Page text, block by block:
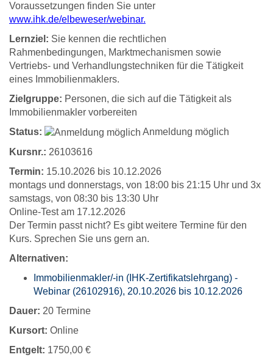
Voraussetzungen finden Sie unter
www.ihk.de/elbeweser/webinar.
Lernziel: Sie kennen die rechtlichen
Rahmenbedingungen, Marktmechanismen sowie
Vertriebs- und Verhandlungstechniken für die Tätigkeit
eines Immobilienmaklers.
Zielgruppe: Personen, die sich auf die Tätigkeit als
Immobilienmakler vorbereiten
Status:
Anmeldung möglich
Kursnr.: 26103616
Termin: 15.10.2026 bis 10.12.2026
montags und donnerstags, von 18:00 bis 21:15 Uhr und 3x
samstags, von 08:30 bis 13:30 Uhr
Online-Test am 17.12.2026
Der Termin passt nicht? Es gibt weitere Termine für den
Kurs. Sprechen Sie uns gern an.
Alternativen:
Immobilienmakler/-in (IHK-Zertifikatslehrgang) -
Webinar (26102916), 20.10.2026 bis 10.12.2026
Dauer: 20 Termine
Kursort: Online
Entgelt: 1750,00 €